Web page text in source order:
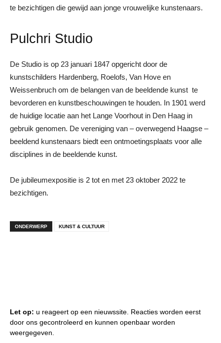
te bezichtigen die gewijd aan jonge vrouwelijke kunstenaars.
Pulchri Studio
De Studio is op 23 januari 1847 opgericht door de
kunstschilders Hardenberg, Roelofs, Van Hove en
Weissenbruch om de belangen van de beeldende kunst te
bevorderen en kunstbeschouwingen te houden. In 1901 werd
de huidige locatie aan het Lange Voorhout in Den Haag in
gebruik genomen. De vereniging van – overwegend Haagse –
beeldend kunstenaars biedt een ontmoetingsplaats voor alle
disciplines in de beeldende kunst.
De jubileumexpositie is 2 tot en met 23 oktober 2022 te
bezichtigen.
ONDERWERP KUNST & CULTUUR
Let op: u reageert op een nieuwssite. Reacties worden eerst
door ons gecontroleerd en kunnen openbaar worden
weergegeven.